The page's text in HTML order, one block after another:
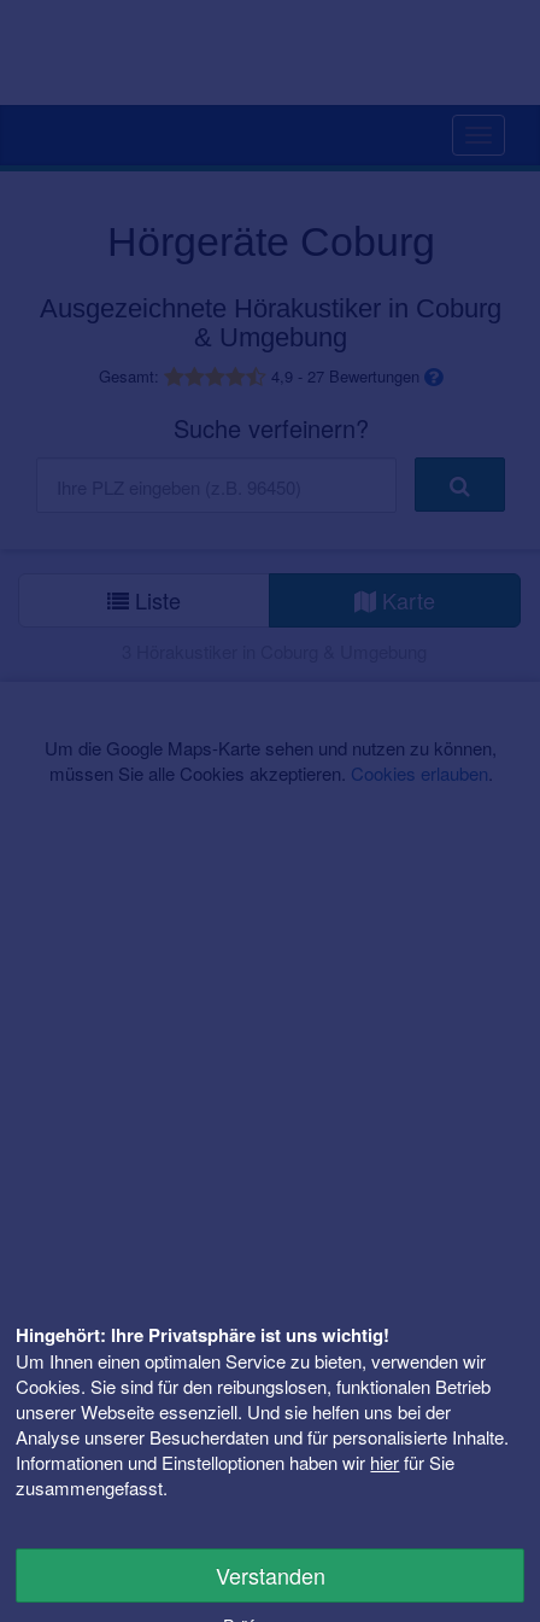
Hörgeräte Coburg
Ausgezeichnete Hörakustiker in Coburg
& Umgebung
Gesamt: 4,9 - 27 Bewertungen
Suche verfeinern?
Liste Karte
Um die Google Maps-Karte sehen und nutzen zu können,
müssen Sie alle Cookies akzeptieren. Cookies erlauben.
Hingehört: Ihre Privatsphäre ist uns wichtig!
Um Ihnen einen optimalen Service zu bieten, verwenden wir
Cookies. Sie sind für den reibungslosen, funktionalen Betrieb
unserer Webseite essenziell. Und sie helfen uns bei der
Analyse unserer Besucherdaten und für personalisierte Inhalte.
Informationen und Einstelloptionen haben wir hierfür Sie
zusammengefasst.
Verstanden